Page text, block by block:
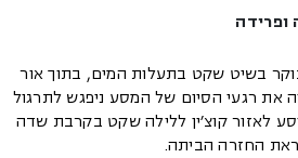
ופרידה
בשיט שקט בתעלות המים, בתוך אור
את רגעי הסיום של המסע ניפגש לתרגול
לאזור קוצ׳ין ללילה שקט בקרבת שדה
החזרה הביתה.